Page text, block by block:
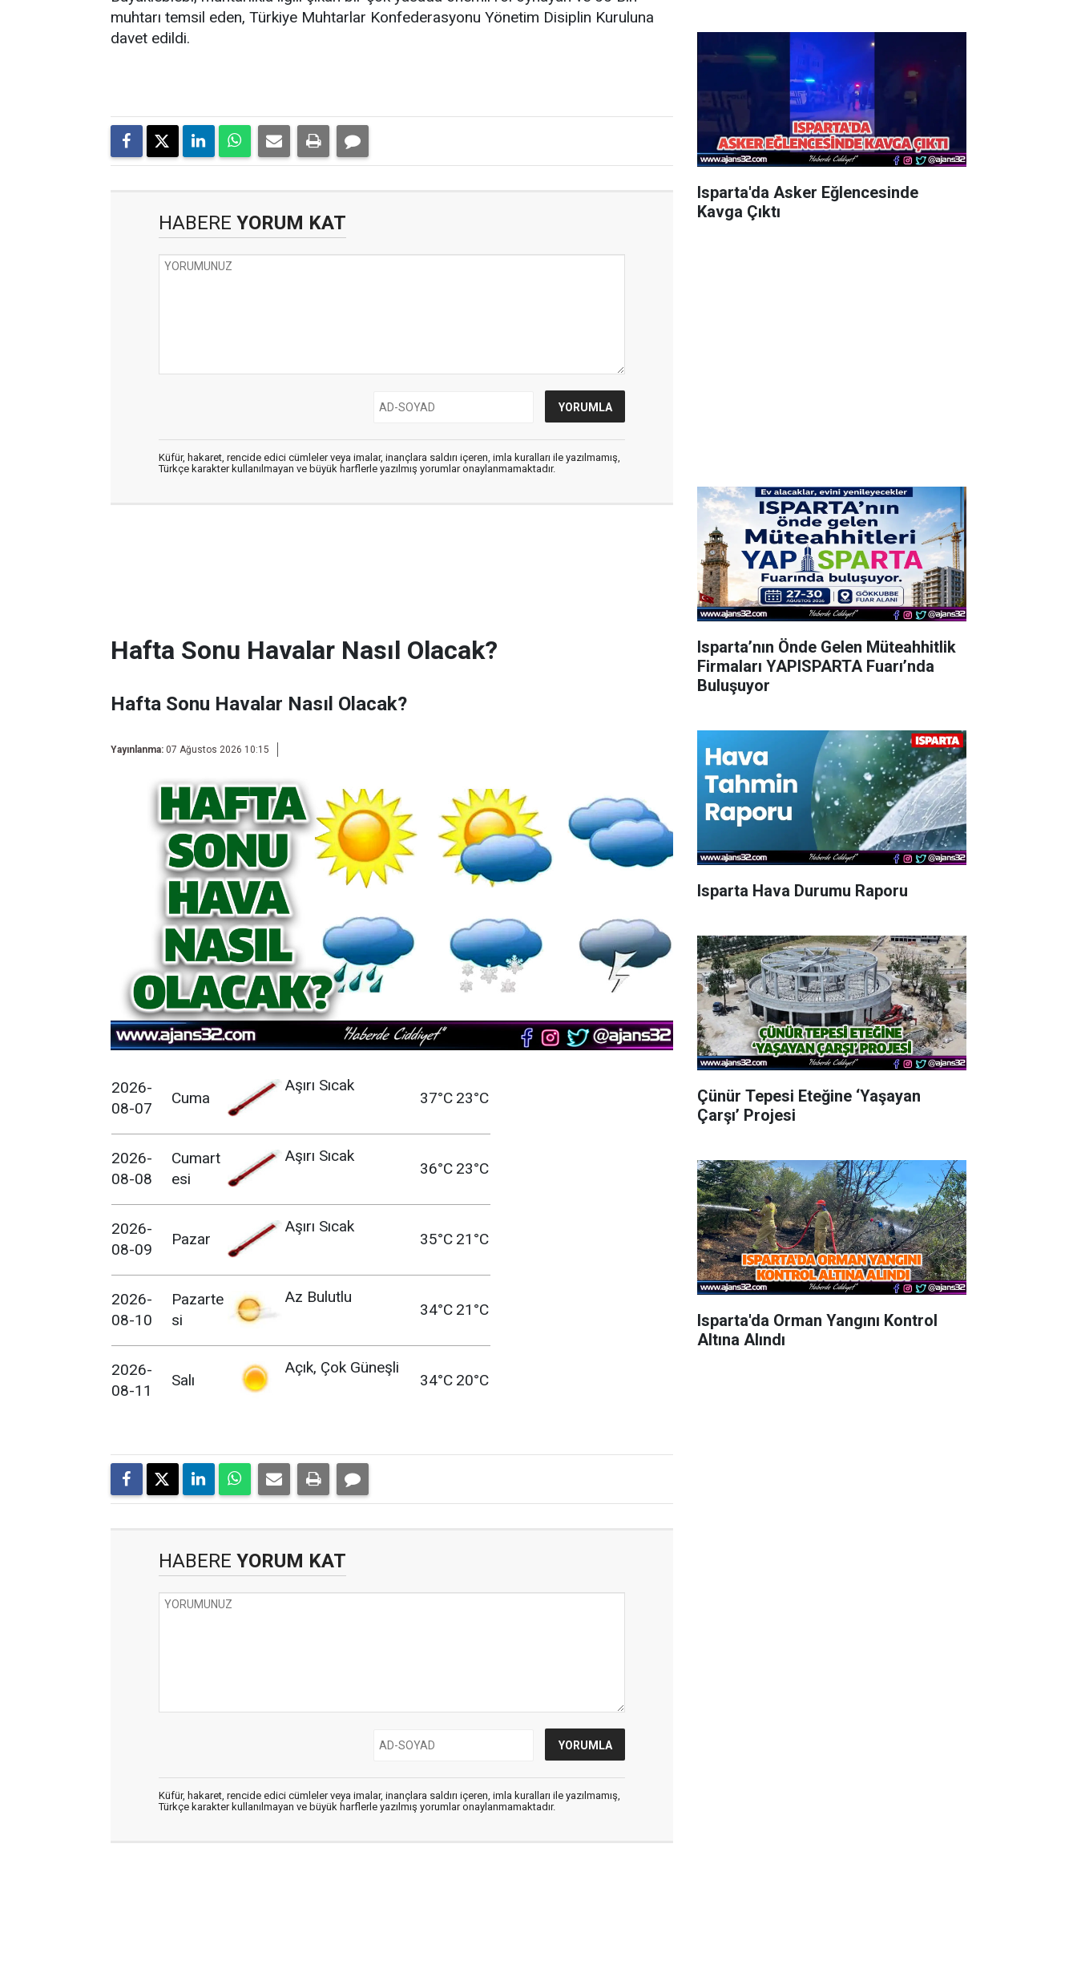
muhtarı temsil eden, Türkiye Muhtarlar Konfederasyonu Yönetim Disiplin Kuruluna
davet edildi.
HABERE YORUM KAT
Küfür, hakaret, rencide edici cümleler veya imalar, inançlara saldırı içeren, imla kuralları ile yazılmamış,
Türkçe karakter kullanılmayan ve büyük harflerle yazılmış yorumlar onaylanmamaktadır.
Hafta Sonu Havalar Nasıl Olacak?
Hafta Sonu Havalar Nasıl Olacak?
Yayınlanma: 07 Ağustos 2026 10:15
2026-
08-07
Cuma
Aşırı Sıcak
37°C 23°C
2026-
08-08
Cumart
esi
Aşırı Sıcak
36°C 23°C
2026-
08-09
Pazar
Aşırı Sıcak
35°C 21°C
2026-
08-10
Pazarte
si
Az Bulutlu
34°C 21°C
2026-
08-11
Salı
Açık, Çok Güneşli
34°C 20°C
HABERE YORUM KAT
Küfür, hakaret, rencide edici cümleler veya imalar, inançlara saldırı içeren, imla kuralları ile yazılmamış,
Türkçe karakter kullanılmayan ve büyük harflerle yazılmış yorumlar onaylanmamaktadır.
Isparta'da Asker Eğlencesinde
Kavga Çıktı
Isparta’nın Önde Gelen Müteahhitlik
Firmaları YAPISPARTA Fuarı’nda
Buluşuyor
Isparta Hava Durumu Raporu
Çünür Tepesi Eteğine ‘Yaşayan
Çarşı’ Projesi
Isparta'da Orman Yangını Kontrol
Altına Alındı